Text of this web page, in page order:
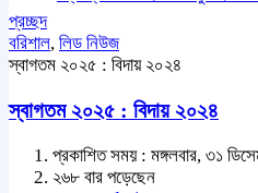
প্রচ্ছদ
বরিশাল, লিড নিউজ
স্বাগতম ২০২৫ : বিদায় ২০২৪
স্বাগতম ২০২৫ : বিদায় ২০২৪
প্রকাশিত সময় : মঙ্গলবার, ৩১
২৬৮ বার পড়েছেন